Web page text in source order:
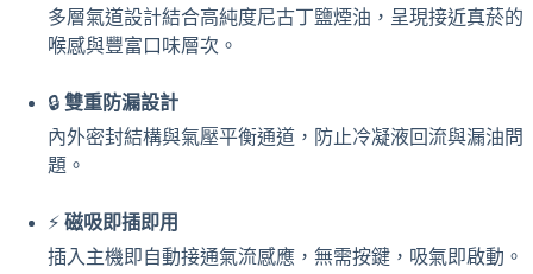
多層氣道設計結合高純度尼古丁鹽煙油，呈現接近真菸的
喉感與豐富口味層次。
🔒 雙重防漏設計
內外密封結構與氣壓平衡通道，防止冷凝液回流與漏油問
題。
⚡ 磁吸即插即用
插入主機即自動接通氣流感應，無需按鍵，吸氣即啟動。